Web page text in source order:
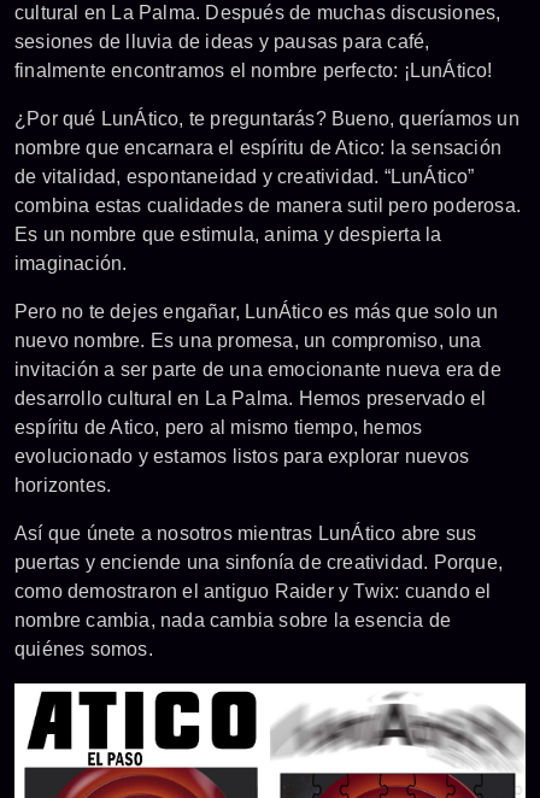
cultural en La Palma. Después de muchas discusiones,
sesiones de lluvia de ideas y pausas para café,
finalmente encontramos el nombre perfecto: ¡LunÁtico!
¿Por qué LunÁtico, te preguntarás? Bueno, queríamos un
nombre que encarnara el espíritu de Atico: la sensación
de vitalidad, espontaneidad y creatividad. “LunÁtico”
combina estas cualidades de manera sutil pero poderosa.
Es un nombre que estimula, anima y despierta la
imaginación.
Pero no te dejes engañar, LunÁtico es más que solo un
nuevo nombre. Es una promesa, un compromiso, una
invitación a ser parte de una emocionante nueva era de
desarrollo cultural en La Palma. Hemos preservado el
espíritu de Atico, pero al mismo tiempo, hemos
evolucionado y estamos listos para explorar nuevos
horizontes.
Así que únete a nosotros mientras LunÁtico abre sus
puertas y enciende una sinfonía de creatividad. Porque,
como demostraron el antiguo Raider y Twix: cuando el
nombre cambia, nada cambia sobre la esencia de
quiénes somos.